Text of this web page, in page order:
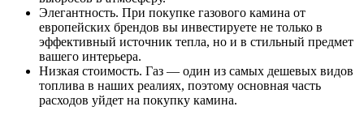
Элегантность. При покупке газового камина от
европейских брендов вы инвестируете не только в
эффективный источник тепла, но и в стильный предмет
вашего интерьера.
Низкая стоимость. Газ — один из самых дешевых видов
топлива в наших реалиях, поэтому основная часть
расходов уйдет на покупку камина.